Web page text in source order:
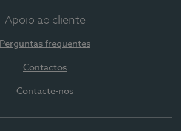
Apoio ao cliente
Perguntas frequentes
Contactos
Contacte-nos